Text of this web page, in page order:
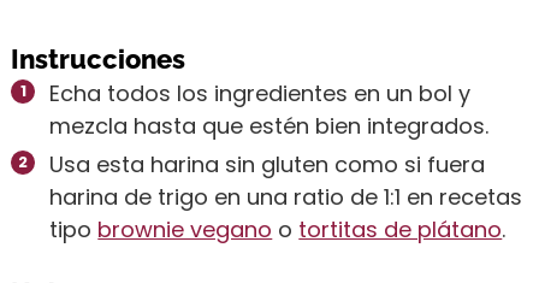
Instrucciones
Echa todos los ingredientes en un bol y
mezcla hasta que estén bien integrados.
Usa esta harina sin gluten como si fuera
harina de trigo en una ratio de 1:1 en recetas
tipo brownie vegano o tortitas de plátano.